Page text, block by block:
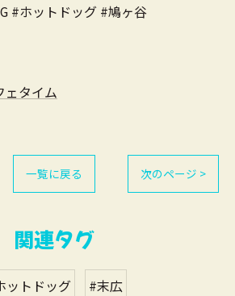
#ホットドッグ #鳩ヶ谷
ェタイム
一覧に戻る 次のページ >
関連タグ
ットドッグ #末広